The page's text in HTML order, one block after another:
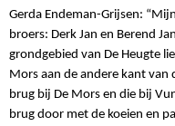
Gerda Endeman-Grijsen:
broers: Derk Jan en Berend
grondgebied van De Heugte
Mors aan de andere kant van
brug bij De Mors en die bij
brug door met de koeien en